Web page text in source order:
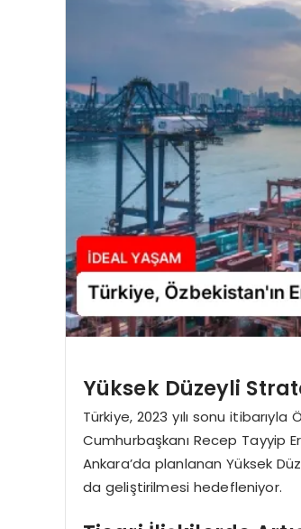
Yüksek Düzeyli
Türkiye, 2023 yılı sonu
Cumhurbaşkanı Recep Tayyip
Ankara’da planlanan Yüksek
da geliştirilmesi hedefleniyor.